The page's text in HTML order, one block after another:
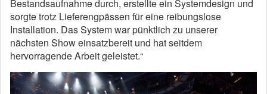
Bestandsaufnahme durch, erstellte ein Systemdesign und
sorgte trotz Lieferengpässen für eine reibungslose
Installation. Das System war pünktlich zu unserer
nächsten Show einsatzbereit und hat seitdem
hervorragende Arbeit geleistet.“